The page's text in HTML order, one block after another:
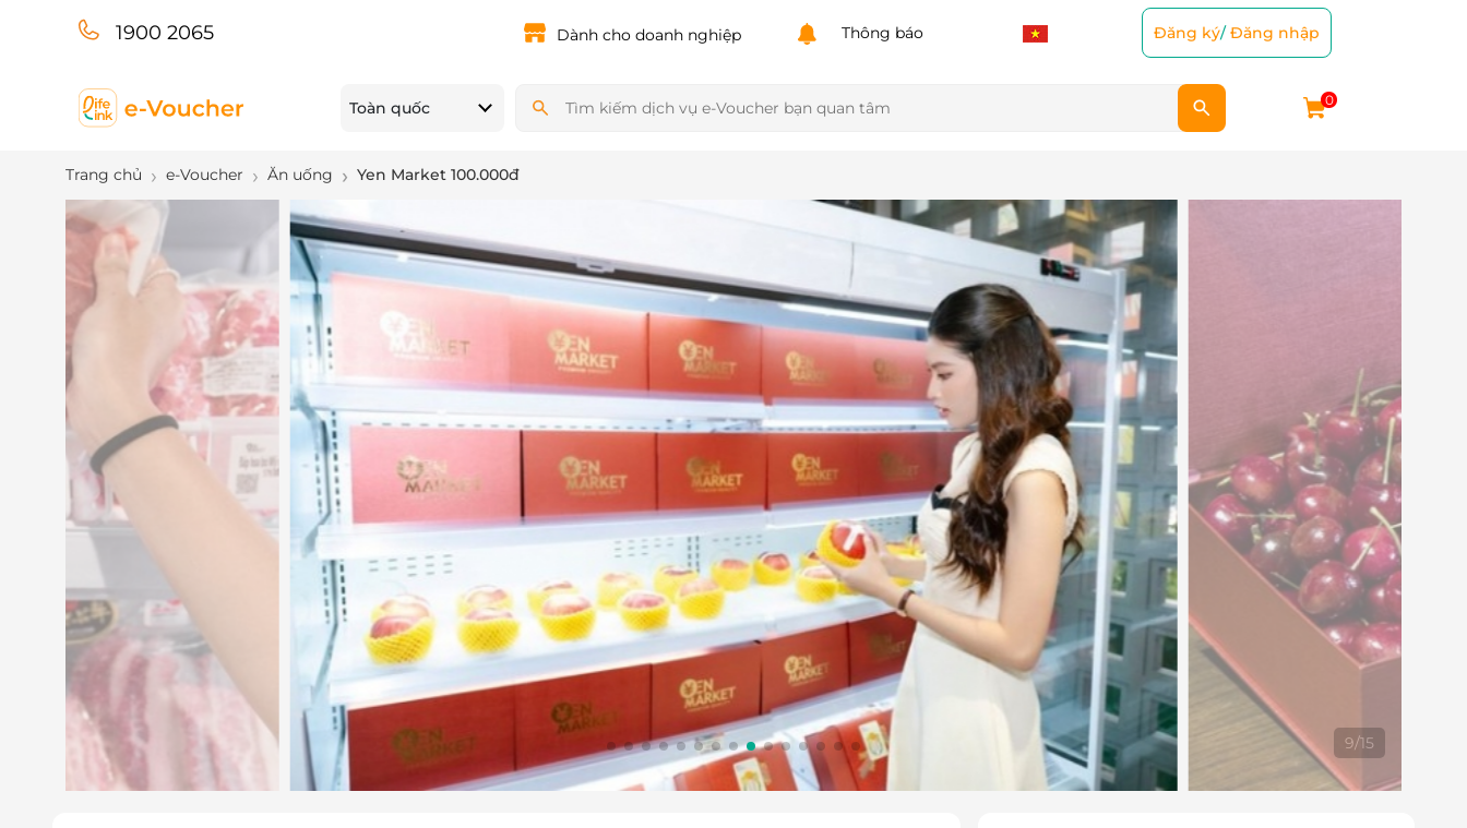
1900 2065 Dành cho doanh nghiệp Thông báo Đăng ký/Đăng nhập
Toàn quốc 0
Trang chủ e-Voucher Ăn uống Yen Market 100.000đ
9/15